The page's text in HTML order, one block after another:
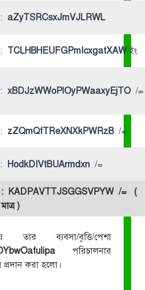
: aZyTSRCsxJmVJLRWL
: TCLHBHEUFGPmIcxgatXAWইং
: xBDJzWWoPlOyPWaaxyEjTO/=
: zZQmQfTReXNXkPWRzB/=
: HodkDIVtBUArmdxn/=
: KADPAVTTJSGGSVPYW/= (
মাত্র )
তার ব্যবসা/বৃত্তি/পেশা
পরিচালনার
প্রদান করা হলো।